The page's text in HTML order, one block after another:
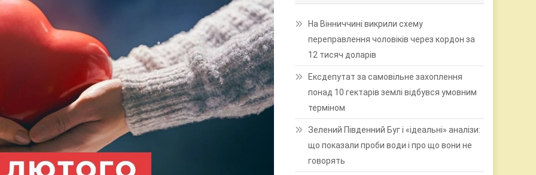
На Вінниччині викрили схему
переправлення чоловіків через кордон за
12 тисяч доларів
Ексдепутат за самовільне захоплення
понад 10 гектарів землі відбувся умовним
терміном
Зелений Південний Буг і «ідеальні» аналізи:
що показали проби води і про що вони не
говорять